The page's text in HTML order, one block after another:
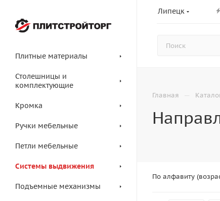
Липецк
Плитные материалы
Столешницы и
комплектующие
Кромка
Ручки мебельные
Петли мебельные
Системы выдвижения
Подъемные механизмы
Главная —
По алфавиту